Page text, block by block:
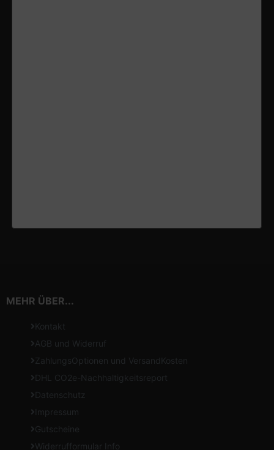
MEHR ÜBER...
Kontakt
AGB und Widerruf
ZahlungsOptionen und VersandKosten
DHL CO2e-Nachhaltigkeitsreport
Datenschutz
Impressum
Gutscheine
Widerrufformular Info